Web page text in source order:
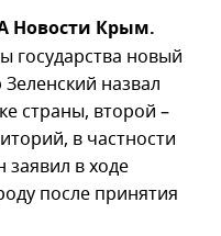
Новости Крым.
государства новый
назвал
страны, второй –
в частности
в ходе
после принятия